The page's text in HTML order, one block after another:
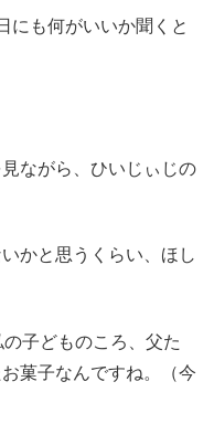
にも何がいいか聞くと
ながら、ひいじぃじの
かと思うくらい、ほし
子どものころ、父た
菓子なんですね。（今